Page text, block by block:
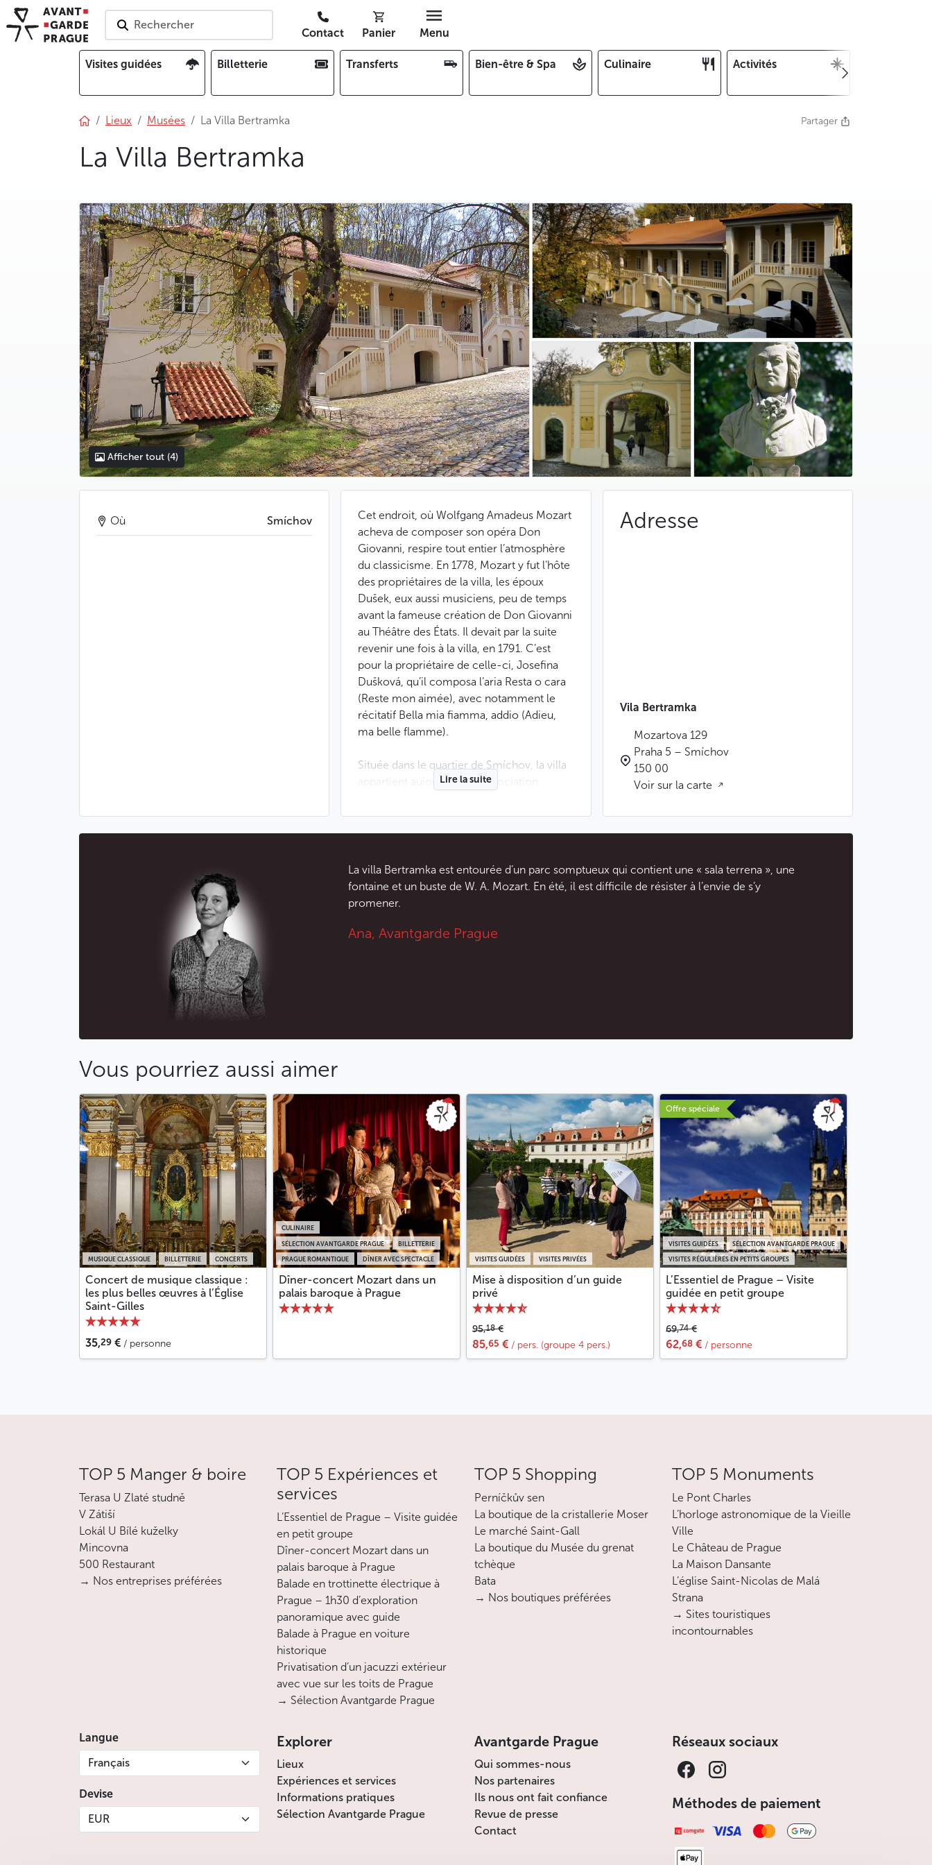
Rechercher
Contact Panier Menu
Visites guidées Billetterie Transferts Bien-être & Spa Culinaire Activités
Lieux Musées La Villa Bertramka Partager
La Villa Bertramka
Afficher tout (4)
Cet endroit, où Wolfgang Amadeus Mozart
acheva de composer son opéra Don
Giovanni, respire tout entier l’atmosphère
du classicisme. En 1778, Mozart y fut l’hôte
des propriétaires de la villa, les époux
Dušek, eux aussi musiciens, peu de temps
avant la fameuse création de Don Giovanni
au Théâtre des États. Il devait par la suite
revenir une fois à la villa, en 1791. C’est
pour la propriétaire de celle-ci, Josefina
Dušková, qu’il composa l’aria Resta o cara
(Reste mon aimée), avec notamment le
récitatif Bella mia fiamma, addio (Adieu,
ma belle flamme).
Située dans le quartier de Smíchov, la villa
appartient aujourd’hui à l’association
rénover progressivement. Elle est devenue
un musée, mais accueille aussi des
et des événements destinés aux scolaires.
Lire la suite
Où Smíchov Adresse
Vila Bertramka
Mozartova 129
Praha 5 – Smíchov
150 00
Voir sur la carte
La villa Bertramka est entourée d’un parc somptueux qui contient une « sala terrena », une
fontaine et un buste de W. A. Mozart. En été, il est difficile de résister à l’envie de s’y
promener.
Ana, Avantgarde Prague
Vous pourriez aussi aimer
MUSIQUE CLASSIQUE BILLETTERIE CONCERTS
Concert de musique classique :
les plus belles œuvres à l’Église
Saint-Gilles
35,29 € / personne
PRAGUE ROMANTIQUE DÎNER AVEC SPECTACLE
SÉLECTION AVANTGARDE PRAGUE BILLETTERIE
CULINAIRE
Dîner-concert Mozart dans un
palais baroque à Prague
VISITES GUIDÉES VISITES PRIVÉES
Mise à disposition d’un guide
privé
95,18€
85,65 € / pers. (groupe 4 pers.)
Offre spéciale
VISITES RÉGULIÈRES EN PETITS GROUPES
VISITES GUIDÉES SÉLECTION AVANTGARDE PRAGUE
L’Essentiel de Prague – Visite
guidée en petit groupe
69,74€
62,68 € / personne
TOP 5 Manger & boire
Terasa U Zlaté studně
V Zátiší
Lokál U Bílé kuželky
Mincovna
500 Restaurant
→ Nos entreprises préférées
TOP 5 Expériences et
services
L’Essentiel de Prague – Visite guidée
en petit groupe
Dîner-concert Mozart dans un
palais baroque à Prague
Balade en trottinette électrique à
Prague – 1h30 d’exploration
panoramique avec guide
Balade à Prague en voiture
historique
Privatisation d’un jacuzzi extérieur
avec vue sur les toits de Prague
→ Sélection Avantgarde Prague
TOP 5 Shopping
Perníčkův sen
La boutique de la cristallerie Moser
Le marché Saint-Gall
La boutique du Musée du grenat
tchèque
Bata
→ Nos boutiques préférées
TOP 5 Monuments
Le Pont Charles
L’horloge astronomique de la Vieille
Ville
Le Château de Prague
La Maison Dansante
L’église Saint-Nicolas de Malá
Strana
→ Sites touristiques
incontournables
Langue
Français
Devise
EUR
Explorer
Lieux
Expériences et services
Informations pratiques
Sélection Avantgarde Prague
Avantgarde Prague
Qui sommes-nous
Nos partenaires
Ils nous ont fait confiance
Revue de presse
Contact
Réseaux sociaux
Méthodes de paiement